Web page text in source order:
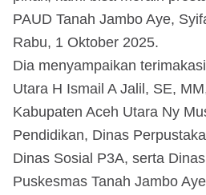
PAUD Tanah Jambo Aye,
Rabu, 1 Oktober 2025.
Dia menyampaikan
Utara H Ismail A Jalil, SE,
Kabupaten Aceh Utara Ny
Pendidikan, Dinas
Dinas Sosial P3A, serta
Puskesmas Tanah Jambo